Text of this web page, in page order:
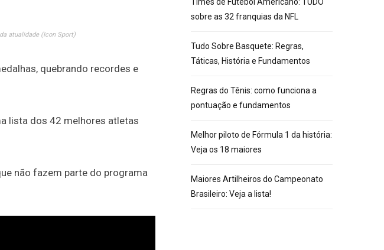
atualidade (Icon Sport)
quebrando recordes e
lista dos 42 melhores atletas
não fazem parte do programa
sobre as 32 franquias da NFL
Tudo Sobre Basquete: Regras,
Táticas, História e Fundamentos
Regras do Tênis: como funciona a
pontuação e fundamentos
Melhor piloto de Fórmula 1 da história:
Veja os 18 maiores
Maiores Artilheiros do Campeonato
Brasileiro: Veja a lista!